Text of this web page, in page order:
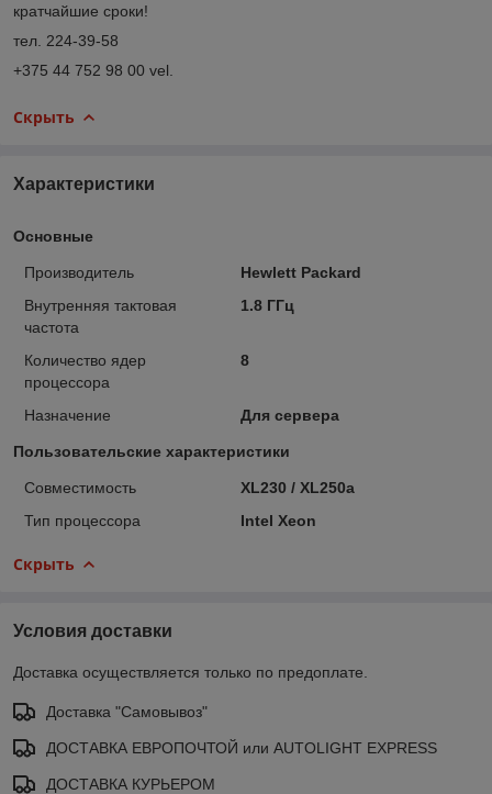
кратчайшие сроки!
тел. 224-39-58
+375 44 752 98 00 vel.
Скрыть
Характеристики
Основные
Производитель
Hewlett Packard
Внутренняя тактовая
частота
1.8 ГГц
Количество ядер
процессора
8
Назначение Для сервера
Пользовательские характеристики
Совместимость
XL230 / XL250a
Тип процессора
Intel Xeon
Скрыть
Условия доставки
Доставка осуществляется только по предоплате.
Доставка "Самовывоз"
ДОСТАВКА ЕВРОПОЧТОЙ или AUTOLIGHT EXPRESS
ДОСТАВКА КУРЬЕРОМ